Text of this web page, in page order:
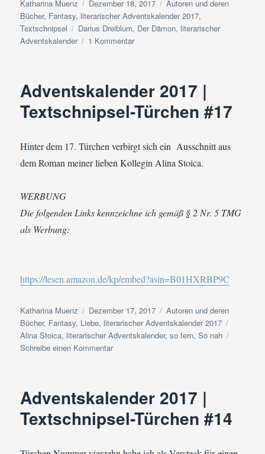
Autor
Katharina Muenz
Veröffentlicht
am
Dezember 18, 2017 Kategorien
Autoren und deren
Bücher, Fantasy, literarischer Adventskalender 2017,
Textschnipsel
Schlagwörter
Darius Dreiblum, Der Dämon, literarischer
Adventskalender
1 Kommentarzu
Textschnipsel-
#18
Adventskalender 2017 |
Textschnipsel-Türchen #17
Hinter dem 17. Türchen verbirgt sich ein Ausschnitt aus
dem Roman meiner lieben Kollegin Alina Stoica.
WERBUNG
Die folgenden Links kennzeichne ich gemäß § 2 Nr. 5 TMG
als Werbung:
https://lesen.amazon.de/kp/embed?asin=B01HXRBP9C
Autor
Katharina Muenz
Veröffentlicht
am
Dezember 17, 2017 Kategorien
Autoren und deren
Bücher, Fantasy, Liebe, literarischer Adventskalender 2017
Alina Stoica, literarischer Adventskalender,so fern,So nah
Schreibe einen Kommentarzu
Textschnipsel-
#17
Adventskalender 2017 |
Textschnipsel-Türchen #14